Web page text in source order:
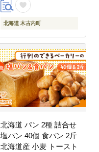
北海道 木古内町
北海道 パン 2種 詰合せ
塩パン 40個 食パン 2斤
北海道産 小麦 トースト